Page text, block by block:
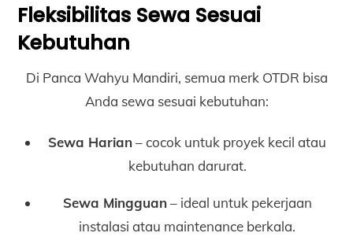
Fleksibilitas Sewa Sesuai
Kebutuhan
Di Panca Wahyu Mandiri, semua merk OTDR bisa
Anda sewa sesuai kebutuhan:
Sewa Harian– cocok untuk proyek kecil atau
kebutuhan darurat.
Sewa Mingguan– ideal untuk pekerjaan
instalasi atau maintenance berkala.